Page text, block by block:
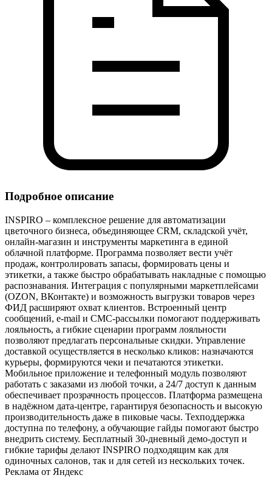
Подробное описание
INSPIRO – комплексное решение для автоматизации
цветочного бизнеса, объединяющее CRM, складской учёт,
онлайн‑магазин и инструменты маркетинга в единой
облачной платформе. Программа позволяет вести учёт
продаж, контролировать запасы, формировать цены и
этикетки, а также быстро обрабатывать накладные с помощью
распознавания. Интеграция с популярными маркетплейсами
(OZON, ВКонтакте) и возможность выгрузки товаров через
ФИД расширяют охват клиентов. Встроенный центр
сообщений, e‑mail и СМС‑рассылки помогают поддерживать
лояльность, а гибкие сценарии программ лояльности
позволяют предлагать персональные скидки. Управление
доставкой осуществляется в несколько кликов: назначаются
курьеры, формируются чеки и печатаются этикетки.
Мобильное приложение и телефонный модуль позволяют
работать с заказами из любой точки, а 24/7 доступ к данным
обеспечивает прозрачность процессов. Платформа размещена
в надёжном дата‑центре, гарантируя безопасность и высокую
производительность даже в пиковые часы. Техподдержка
доступна по телефону, а обучающие гайды помогают быстро
внедрить систему. Бесплатный 30‑дневный демо‑доступ и
гибкие тарифы делают INSPIRO подходящим как для
одиночных салонов, так и для сетей из нескольких точек.
Реклама от Яндекс